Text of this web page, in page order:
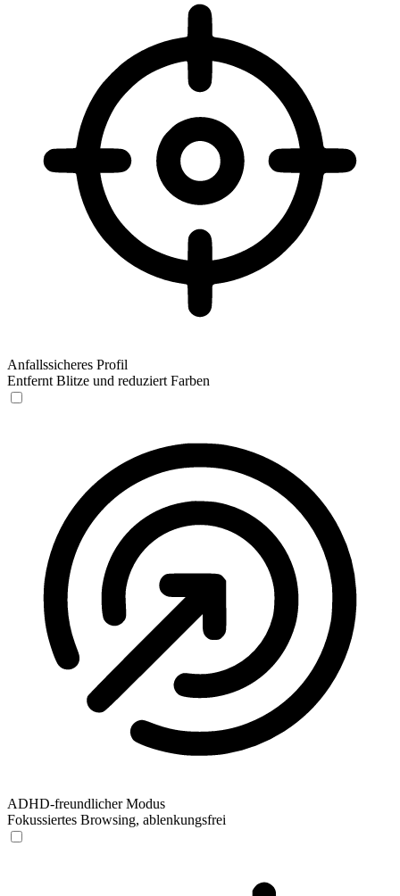
Anfallssicheres Profil
Entfernt Blitze und reduziert Farben
ADHD-freundlicher Modus
Fokussiertes Browsing, ablenkungsfrei